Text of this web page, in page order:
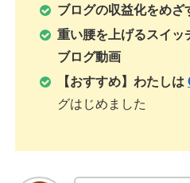
ブログの収益化をめざ
重い腰を上げるスイ
ブログ動画
【おすすめ】わたしは
グはじめました